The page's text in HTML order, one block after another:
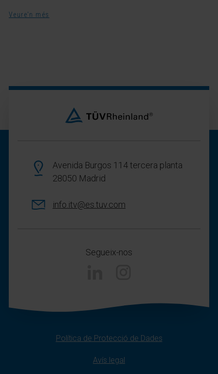
Veure'n més
Avenida Burgos 114 tercera planta
28050 Madrid
info.itv@es.tuv.com
Segueix-nos
Política de Protecció de Dades
Avís legal